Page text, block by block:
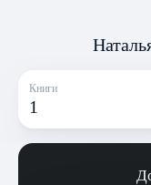
Книги
1